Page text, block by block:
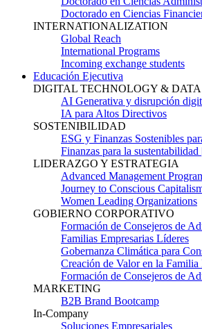
Doctorado en Ciencias
INTERNATIONALIZATION
Global Reach
International Programs
Incoming exchange students
Educación Ejecutiva
DIGITAL TECHNOLOGY &
AI Generativa y disrupción
IA para Altos Directivos
SOSTENIBILIDAD
ESG y Finanzas Sostenibles
Finanzas para la
LIDERAZGO Y ESTRATEGIA
Advanced Management
Journey to Conscious
Women Leading Organizations
GOBIERNO CORPORATIVO
Formación de Consejeros de
Familias Empresarias Líderes
Gobernanza Climática para
Creación de Valor en la Familia
Formación de Consejeros de
MARKETING
B2B Brand Bootcamp
In-Company
Soluciones Empresariales